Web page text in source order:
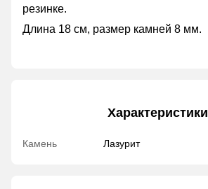
резинке.
Длина 18 см, размер камней 8 мм.
Характеристики
Камень Лазурит